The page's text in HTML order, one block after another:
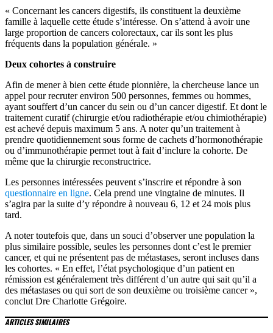
« Concernant les cancers digestifs, ils constituent la deuxième
famille à laquelle cette étude s’intéresse. On s’attend à avoir une
large proportion de cancers colorectaux, car ils sont les plus
fréquents dans la population générale. »
Deux cohortes à construire
Afin de mener à bien cette étude pionnière, la chercheuse lance un
appel pour recruter environ 500 personnes, femmes ou hommes,
ayant souffert d’un cancer du sein ou d’un cancer digestif. Et dont le
traitement curatif (chirurgie et/ou radiothérapie et/ou chimiothérapie)
est achevé depuis maximum 5 ans. A noter qu’un traitement à
prendre quotidiennement sous forme de cachets d’hormonothérapie
ou d’immunothérapie permet tout à fait d’inclure la cohorte. De
même que la chirurgie reconstructrice.
Les personnes intéressées peuvent s’inscrire et répondre à son
questionnaire en ligne. Cela prend une vingtaine de minutes. Il
s’agira par la suite d’y répondre à nouveau 6, 12 et 24 mois plus
tard.
A noter toutefois que, dans un souci d’observer une population la
plus similaire possible, seules les personnes dont c’est le premier
cancer, et qui ne présentent pas de métastases, seront incluses dans
les cohortes. « En effet, l’état psychologique d’un patient en
rémission est généralement très différent d’un autre qui sait qu’il a
des métastases ou qui sort de son deuxième ou troisième cancer »,
conclut Dre Charlotte Grégoire.
ARTICLES SIMILAIRES